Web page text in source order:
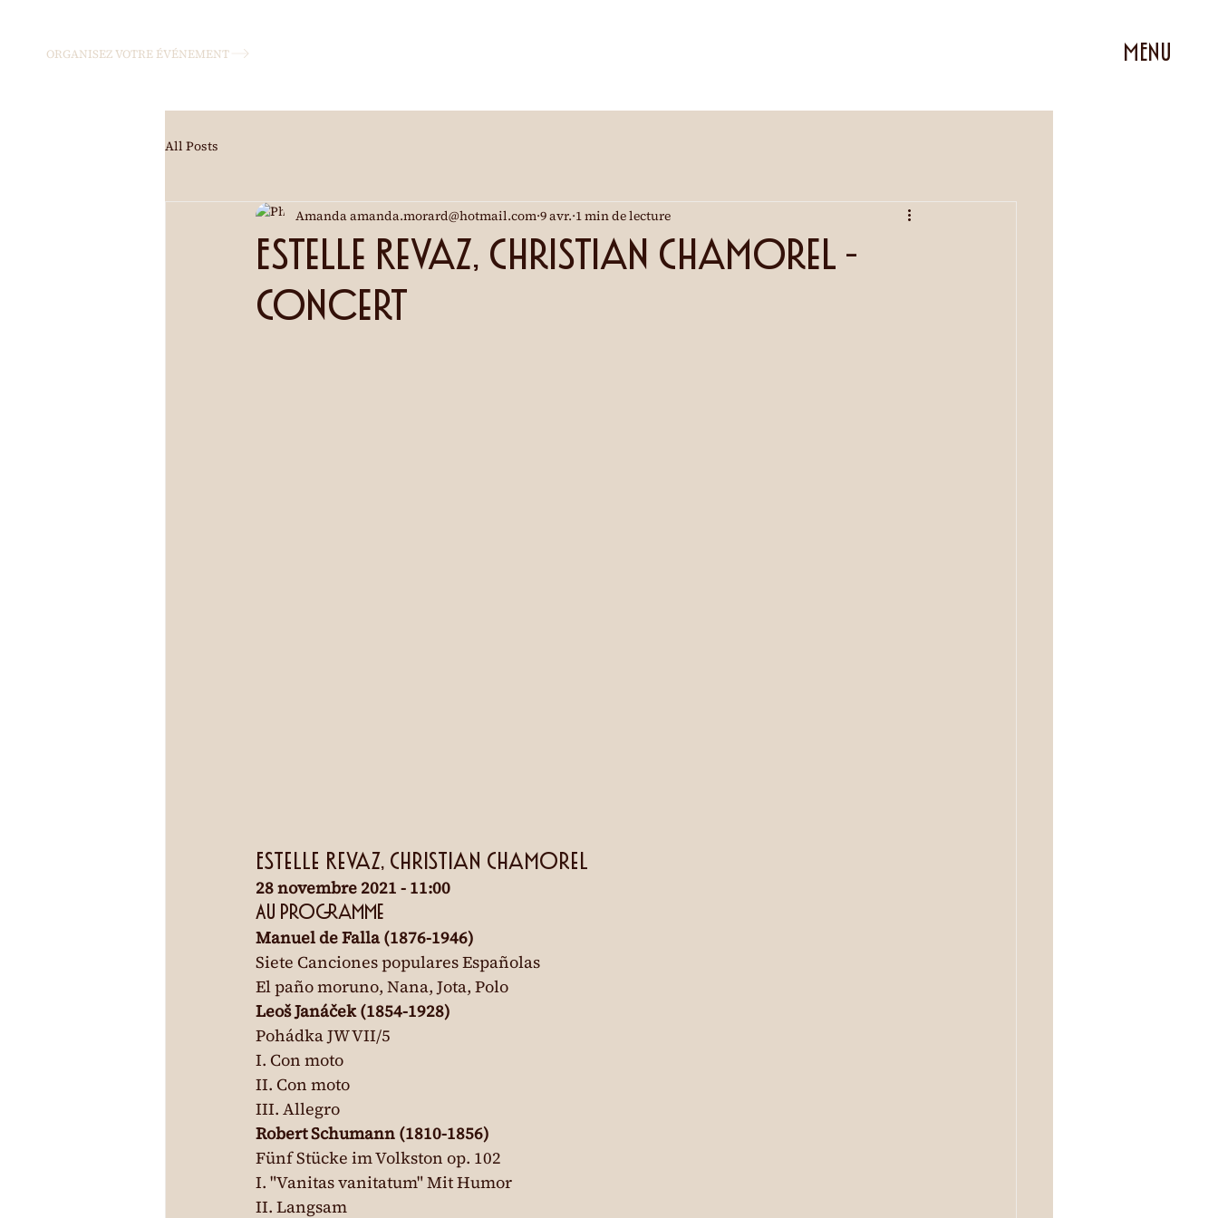
ORGANISEZ VOTRE ÉVÉNEMENT MENU
All Posts
Estelle Revaz, Christian Chamorel -
Concert
Amanda amanda.morard@hotmail.com 9 avr. 1 min de lecture
Estelle Revaz, Christian Chamorel
28 novembre 2021 - 11:00
Au programme
Manuel de Falla (1876-1946)
Siete Canciones populares Españolas
El paño moruno, Nana, Jota, Polo
Leoš Janáček (1854-1928)
Pohádka JW VII/5
I. Con moto
II. Con moto
III. Allegro
Robert Schumann (1810-1856)
Fünf Stücke im Volkston op. 102
I. "Vanitas vanitatum" Mit Humor
II. Langsam